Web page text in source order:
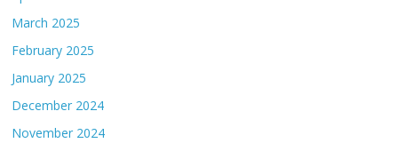
March 2025
February 2025
January 2025
December 2024
November 2024